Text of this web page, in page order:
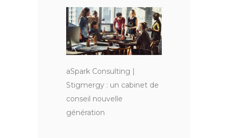
aSpark Consulting |
Stigmergy : un cabinet de
conseil nouvelle
génération